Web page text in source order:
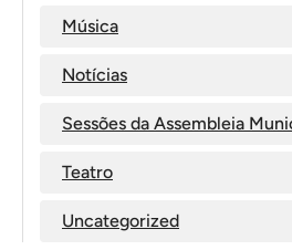
Música
Notícias
Sessões da Assembleia
Teatro
Uncategorized